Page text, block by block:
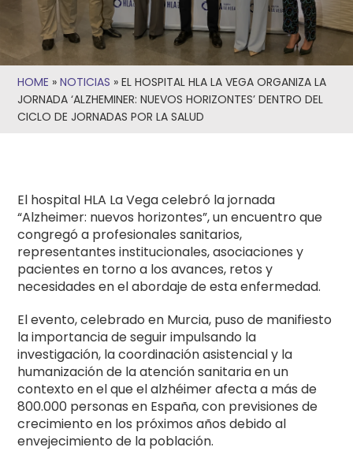
HOME »NOTICIAS »EL HOSPITAL HLA LA VEGA ORGANIZA LA
JORNADA ‘ALZHEMINER: NUEVOS HORIZONTES’ DENTRO DEL
CICLO DE JORNADAS POR LA SALUD
El hospital HLA La Vega celebró la jornada
“Alzheimer: nuevos horizontes”, un encuentro que
congregó a profesionales sanitarios,
representantes institucionales, asociaciones y
pacientes en torno a los avances, retos y
necesidades en el abordaje de esta enfermedad.
El evento, celebrado en Murcia, puso de manifiesto
la importancia de seguir impulsando la
investigación, la coordinación asistencial y la
humanización de la atención sanitaria en un
contexto en el que el alzhéimer afecta a más de
800.000 personas en España, con previsiones de
crecimiento en los próximos años debido al
envejecimiento de la población.